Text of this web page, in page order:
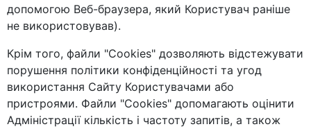
допомогою Веб-браузера, який Користувач раніше
не використовував).
Крім того, файли "Cookies" дозволяють відстежувати
порушення політики конфіденційності та угод
використання Сайту Користувачами або
пристроями. Файли "Cookies" допомагають оцінити
Адміністрації кількість і частоту запитів, а також